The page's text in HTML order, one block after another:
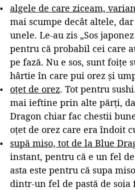
algele de care ziceam,
mai scumpe decât altele,
unele. Le-au zis „Sos
pentru că probabil cei care
pe fază. Nu e sos, sunt foițe
hârtie în care pui orez și
oțet de orez. Tot pentru
mai ieftine prin alte părți,
Dragon chiar fac chestii
oțet de orez care era îndoit
supă miso, tot de la Blue
instant, pentru că e un fel
asta este pentru că supa
dintr-un fel de pastă de soia